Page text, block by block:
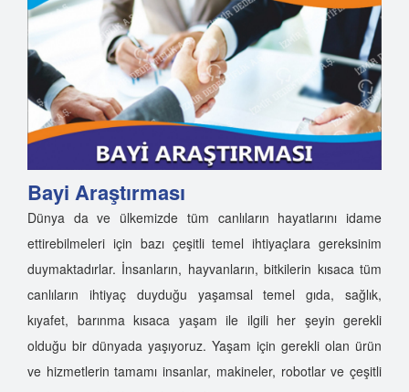
Bayi Araştırması
Dünya da ve ülkemizde tüm canlıların hayatlarını idame
ettirebilmeleri için bazı çeşitli temel ihtiyaçlara gereksinim
duymaktadırlar. İnsanların, hayvanların, bitkilerin kısaca tüm
canlıların ihtiyaç duyduğu yaşamsal temel gıda, sağlık,
kıyafet, barınma kısaca yaşam ile ilgili her şeyin gerekli
olduğu bir dünyada yaşıyoruz. Yaşam için gerekli olan ürün
ve hizmetlerin tamamı insanlar, makineler, robotlar ve çeşitli